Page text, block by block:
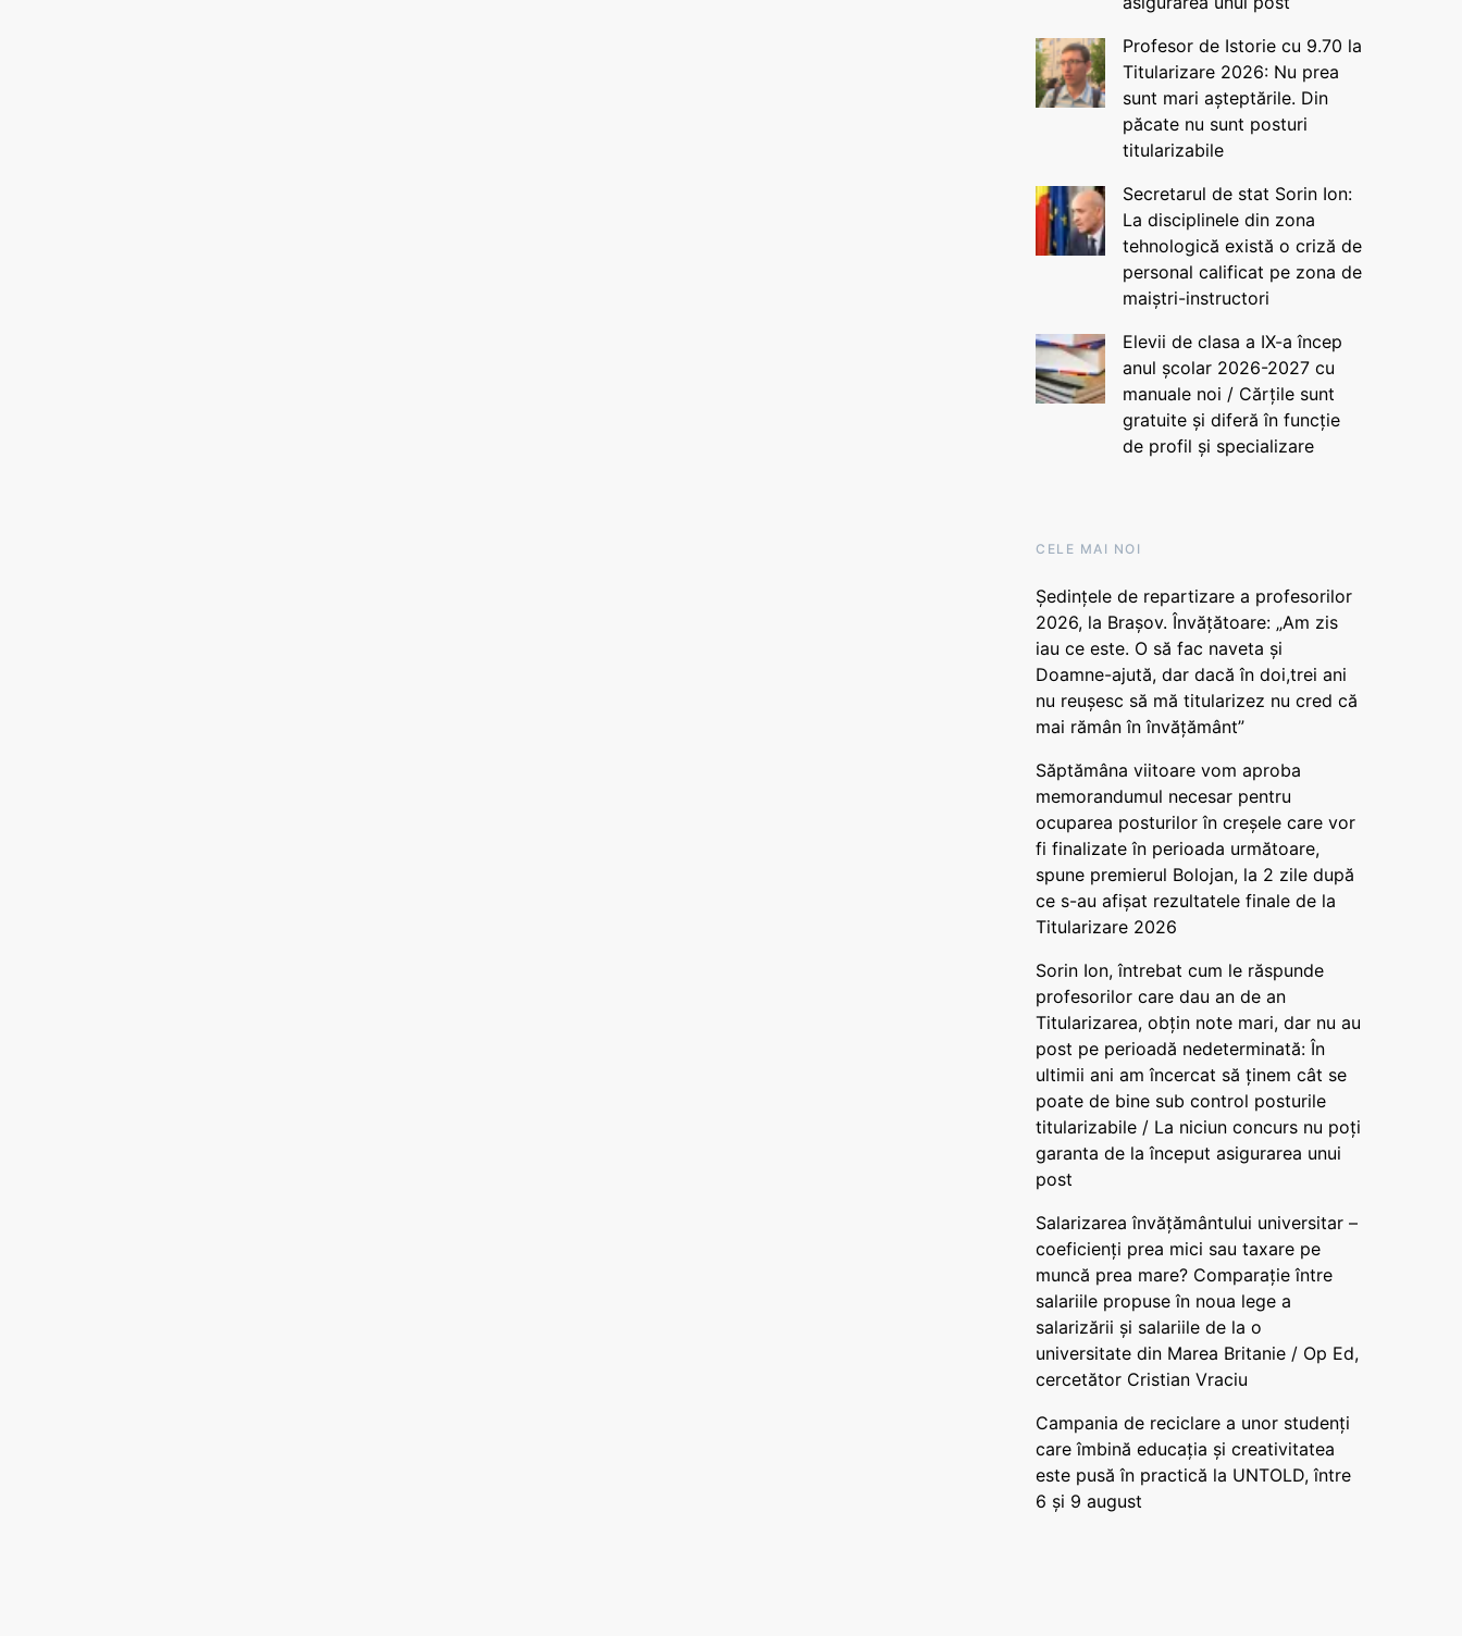
Profesor de Istorie cu 9.70 la
Titularizare 2026: Nu prea
sunt mari așteptările. Din
păcate nu sunt posturi
titularizabile
Secretarul de stat Sorin Ion:
La disciplinele din zona
tehnologică există o criză de
personal calificat pe zona de
maiștri-instructori
Elevii de clasa a IX-a încep
anul școlar 2026-2027 cu
manuale noi / Cărțile sunt
gratuite și diferă în funcție
de profil și specializare
CELE MAI NOI
Ședințele de repartizare a profesorilor
2026, la Brașov. Învățătoare: „Am zis
iau ce este. O să fac naveta și
Doamne-ajută, dar dacă în doi,trei ani
nu reușesc să mă titularizez nu cred că
mai rămân în învățământ”
Săptămâna viitoare vom aproba
memorandumul necesar pentru
ocuparea posturilor în creșele care vor
fi finalizate în perioada următoare,
spune premierul Bolojan, la 2 zile după
ce s-au afișat rezultatele finale de la
Titularizare 2026
Sorin Ion, întrebat cum le răspunde
profesorilor care dau an de an
Titularizarea, obțin note mari, dar nu au
post pe perioadă nedeterminată: În
ultimii ani am încercat să ținem cât se
poate de bine sub control posturile
titularizabile / La niciun concurs nu poți
garanta de la început asigurarea unui
post
Salarizarea învățământului universitar –
coeficienți prea mici sau taxare pe
muncă prea mare? Comparație între
salariile propuse în noua lege a
salarizării și salariile de la o
universitate din Marea Britanie / Op Ed,
cercetător Cristian Vraciu
Campania de reciclare a unor studenți
care îmbină educația și creativitatea
este pusă în practică la UNTOLD, între
6 și 9 august